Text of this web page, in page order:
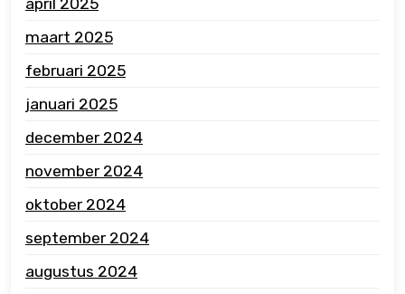
maart 2025
februari 2025
januari 2025
december 2024
november 2024
oktober 2024
september 2024
augustus 2024